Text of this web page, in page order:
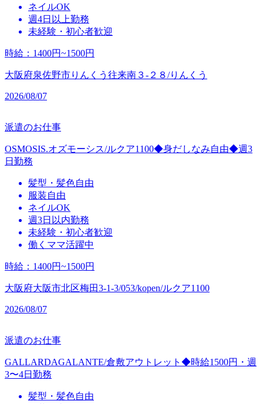
ネイルOK
週4日以上勤務
未経験・初心者歓迎
時給 ： 1400円~1500円
大阪府泉佐野市りんくう往来南３‐２８/りんくう
2026/08/07
派遣のお仕事
OSMOSIS.オズモーシス/ルクア1100◆身だしなみ自由◆週3
日勤務
髪型・髪色自由
服装自由
ネイルOK
週3日以内勤務
未経験・初心者歓迎
働くママ活躍中
時給 ： 1400円~1500円
大阪府大阪市北区梅田3-1-3/053/kopen/ルクア1100
2026/08/07
派遣のお仕事
GALLARDAGALANTE/倉敷アウトレット◆時給1500円・週
3〜4日勤務
髪型・髪色自由